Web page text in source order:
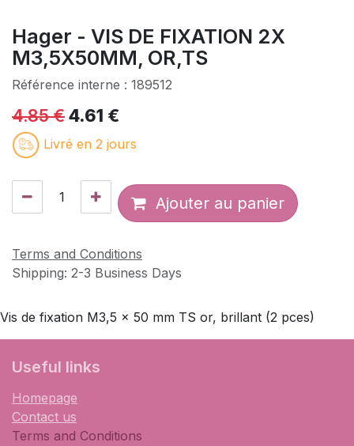
Hager - VIS DE FIXATION 2X
M3,5X50MM, OR,TS
Référence interne : 189512
4.85€4.61 €
Livré en 2 jours
Ajouter au panier
Terms and Conditions
Shipping: 2-3 Business Days
Vis de fixation M3,5 x 50 mm TS or, brillant (2 pces)
​Useful links
Homepage
Contact us
Terms and Conditions